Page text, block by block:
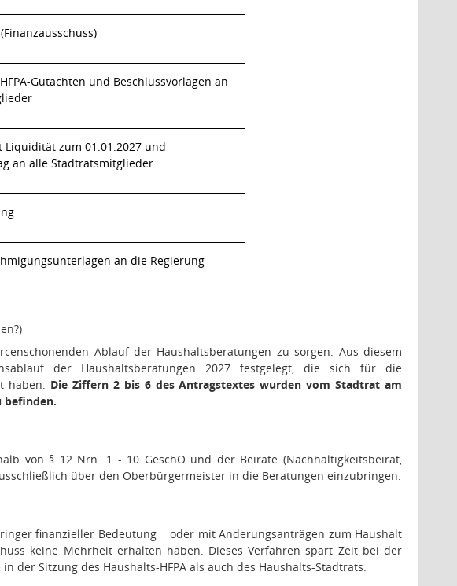
Gutachten und Beschlussvorlagen an
Liquidität zum 01.01.2027 und
an alle Stadtratsmitglieder
an die Regierung
Ablauf der Haushaltsberatungen zu sorgen. Aus diesem
der Haushaltsberatungen 2027 festgelegt, die sich für die
haben. Die Ziffern 2 bis 6 des Antragstextes wurden vom Stadtrat am
befinden.
von § 12 Nrn. 1 - 10 GeschO und der Beiräte (Nachhaltigkeitsbeirat,
über den Oberbürgermeister in die Beratungen einzubringen.
finanzieller Bedeutung
oder mit Änderungsanträgen zum Haushalt
keine Mehrheit erhalten haben. Dieses Verfahren spart Zeit bei der
Sitzung des Haushalts-HFPA als auch des Haushalts-Stadtrats.